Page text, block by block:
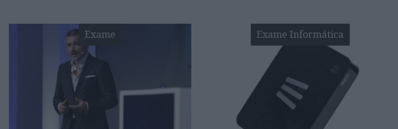
Exame Exame Informática